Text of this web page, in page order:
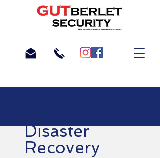
Disaster
Recovery